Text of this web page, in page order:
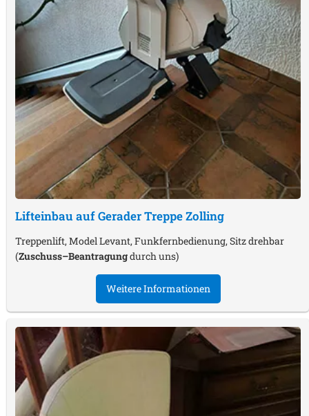
Lifteinbau auf Gerader TreppeZolling
Treppenlift, Model Levant, Funkfernbedienung, Sitz drehbar
(Zuschuss–Beantragungdurch uns)
Weitere Informationen